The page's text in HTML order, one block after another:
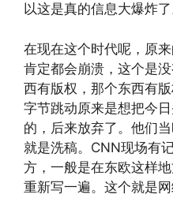
以这是真的信息大爆炸了
在现在这个时代呢，原
肯定都会崩溃，这个是
西有版权，那个东西有
字节跳动原来是想把今
的，后来放弃了。他们
就是洗稿。CNN现场有
方，一般是在东欧这样
重新写一遍。这个就是